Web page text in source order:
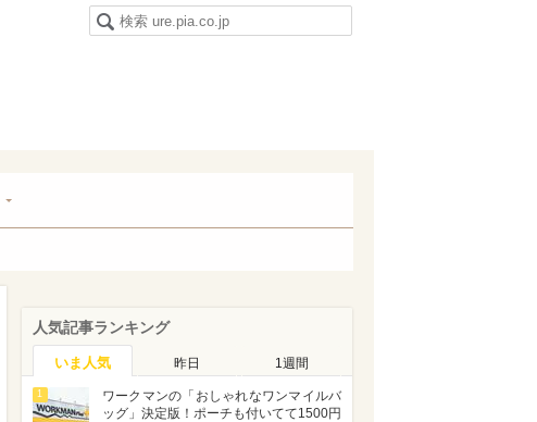
人気記事ランキング
いま人気 昨日 1週間
1
ワークマンの「おしゃれなワンマイルバ
ッグ」決定版！ポーチも付いてて1500円